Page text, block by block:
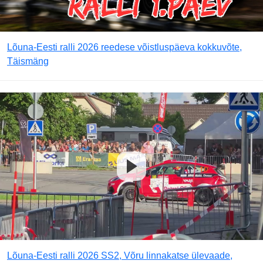
Lõuna-Eesti ralli 2026 reedese võistluspäeva kokkuvõte,
Täismäng
Lõuna-Eesti ralli 2026 SS2, Võru linnakatse ülevaade,